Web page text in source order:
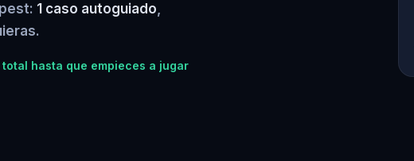
1 caso autoguiado,
total hasta que empieces a jugar